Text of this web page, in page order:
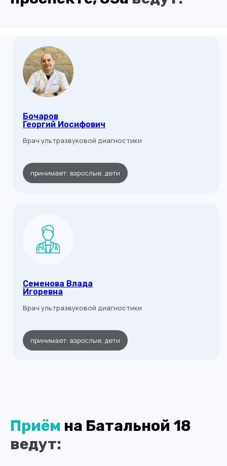
Бочаров
Георгий Иосифович
Врач ультразвуковой диагностики
принимает: взрослые, дети
Семенова Влада
Игоревна
Врач ультразвуковой диагностики
принимает: взрослые, дети
Приём на Батальной 18
ведут: